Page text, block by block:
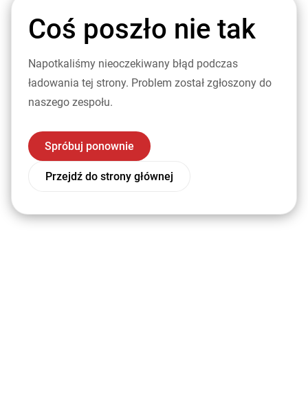
Coś poszło nie tak
Napotkaliśmy nieoczekiwany błąd podczas
ładowania tej strony. Problem został zgłoszony do
naszego zespołu.
Spróbuj ponownie
Przejdź do strony głównej